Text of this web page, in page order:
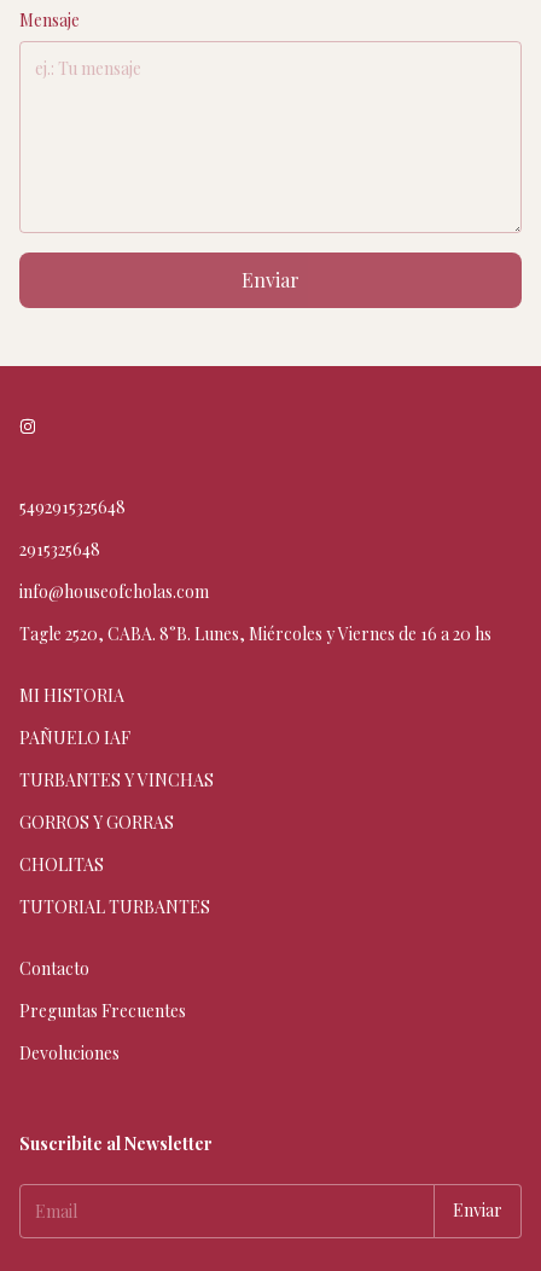
Mensaje
Enviar
5492915325648
2915325648
info@houseofcholas.com
Tagle 2520, CABA. 8°B. Lunes, Miércoles y Viernes de 16 a 20 hs
MI HISTORIA
PAÑUELO IAF
TURBANTES Y VINCHAS
GORROS Y GORRAS
CHOLITAS
TUTORIAL TURBANTES
Contacto
Preguntas Frecuentes
Devoluciones
Suscribite al Newsletter